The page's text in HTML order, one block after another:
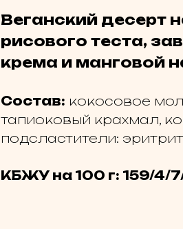
Веганский десерт
рисового теста,
крема и манговой
Состав: кокосовое
тапиоковый крахмал,
подсластители:
КБЖУ на 100 г: 159/4/